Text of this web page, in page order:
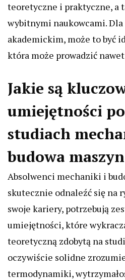
teoretyczne i praktyczne, a
wybitnymi naukowcami. Dla
akademickim, może to być
która może prowadzić
Jakie są
umiejętności
studiach
budowa maszyn
Absolwenci mechaniki i
skutecznie odnaleźć się na
swoje kariery, potrzebują
umiejętności, które
teoretyczną zdobytą na
oczywiście solidne
termodynamiki,